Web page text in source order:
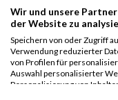
Wir und unsere
der Website zu
Speichern von oder Zugriff
Verwendung reduzierter
von Profilen für
Auswahl personalisierter
Personalisierung von